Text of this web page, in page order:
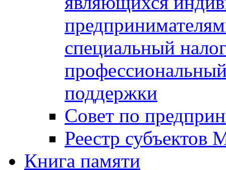
специальный
поддержки
Совет по
Реестр
Книга памяти